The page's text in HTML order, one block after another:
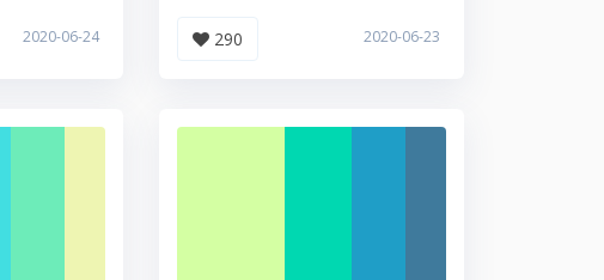
2020-06-24 290 2020-06-23